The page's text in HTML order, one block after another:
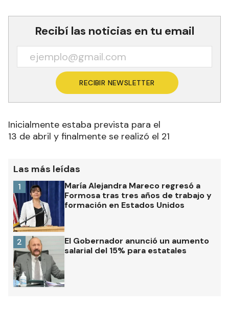
Recibí las noticias en tu email
RECIBIR NEWSLETTER
Inicialmente estaba prevista para el
13 de abril y finalmente se realizó el 21
Las más leídas
María Alejandra Mareco regresó a
Formosa tras tres años de trabajo y
formación en Estados Unidos
1
El Gobernador anunció un aumento
salarial del 15% para estatales
2